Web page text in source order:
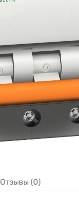
Отзывы (0)